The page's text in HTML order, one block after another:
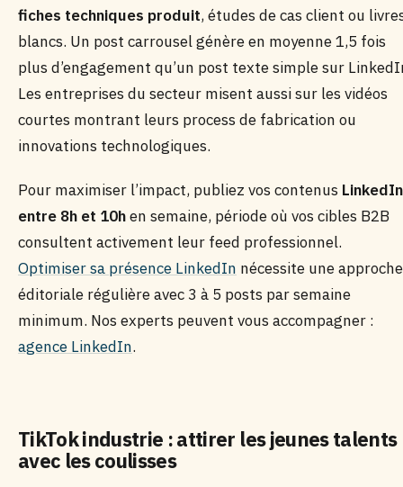
fiches techniques produit, études de cas client ou
blancs. Un post carrousel génère en moyenne 1,5 fois
plus d’engagement qu’un post texte simple sur
Les entreprises du secteur misent aussi sur les vidéos
courtes montrant leurs process de fabrication ou
innovations technologiques.
Pour maximiser l’impact, publiez vos contenus LinkedIn
entre 8h et 10hen semaine, période où vos cibles B2B
consultent activement leur feed professionnel.
Optimiser sa présence LinkedIn nécessite une approche
éditoriale régulière avec 3 à 5 posts par semaine
minimum. Nos experts peuvent vous accompagner :
agence LinkedIn.
TikTok industrie : attirer les jeunes talents
avec les coulisses